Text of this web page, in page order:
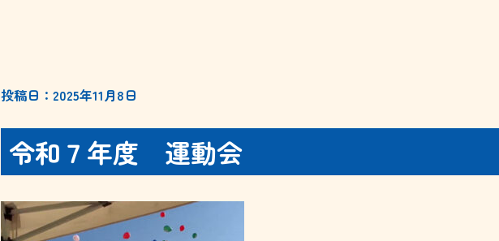
投稿日：2025年11月8日
令和７年度 運動会